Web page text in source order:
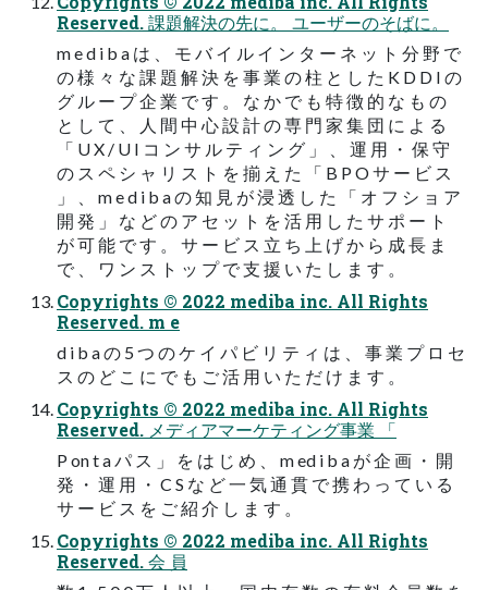
Reserved. 課題解決の先に。 ユーザーのそばに。
m e d i b a は 、 モ バ イ ル イ ン タ ー ネ ッ ト 分 野 で
の 様 々 な 課 題 解 決 を 事 業 の 柱 と し た K D D I の
グ ル ー プ 企 業 で す 。 な か で も 特 徴 的 な も の
と し て 、 人 間 中 心 設 計 の 専 門 家 集 団 に よ る
「 U X / U I コ ン サ ル テ ィ ン グ 」 、 運 用 ・ 保 守
の ス ペ シ ャ リ ス ト を 揃 え た 「 B P O サ ー ビ ス
」 、 m e d i b a の 知 見 が 浸 透 し た 「 オ フ シ ョ ア
開 発 」 な ど の ア セ ッ ト を 活 用 し た サ ポ ー ト
が 可 能 で す 。 サ ー ビ ス 立 ち 上 げ か ら 成 長 ま
で 、 ワ ン ス ト ッ プ で 支 援 い た し ま す 。
Copyrights © 2022 mediba inc. All Rights
Reserved. m e
d i b a の 5 つ の ケ イ パ ビ リ テ ィ は 、 事 業 プ ロ セ
ス の ど こ に で も ご 活 用 い た だ け ま す 。
Copyrights © 2022 mediba inc. All Rights
Reserved. メディアマーケティング事業 「
P on t a パ ス 」 を は じ め 、 m ed i b a が 企 画 ・ 開
発 ・ 運 用 ・ C S な ど 一 気 通 貫 で 携 わ っ て い る
サ ー ビ ス を ご 紹 介 し ま す 。
Copyrights © 2022 mediba inc. All Rights
Reserved. 会 員